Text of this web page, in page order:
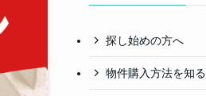
探し始めの方へ
物件購入方法を知る